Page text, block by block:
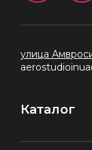
улица
Каталог